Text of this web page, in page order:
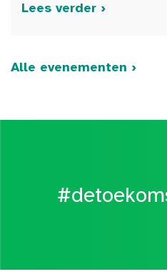
Lees verder ›
Alle evenementen ›